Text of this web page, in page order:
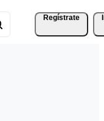
Regístrate